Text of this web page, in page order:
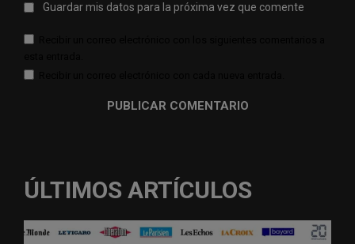
Guardar mis datos para la próxima vez que comente
ÚLTIMOS ARTÍCULOS